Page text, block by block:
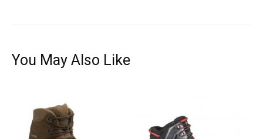
You May Also Like